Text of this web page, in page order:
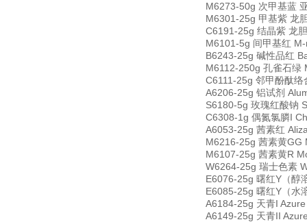
M6273-50g 次甲基蓝
M6301-25g 甲基紫 龙
C6191-25g 结晶紫 龙
M6101-5g 间甲基红
B6243-25g 碱性品红
M6112-250g 孔雀石绿
C6111-25g 邻甲酚酞
A6206-25g 铝试剂
S6180-5g 玫瑰红酸钠
C6308-1g 偶氮氯膦I
A6053-25g 茜素红
M6216-25g 茜素黄GG
M6107-25g 茜素黄R
W6264-25g 瑞士色素
E6076-25g 曙红Y（醇
E6085-25g 曙红Y（水
A6184-25g 天青I
A6149-25g 天青II